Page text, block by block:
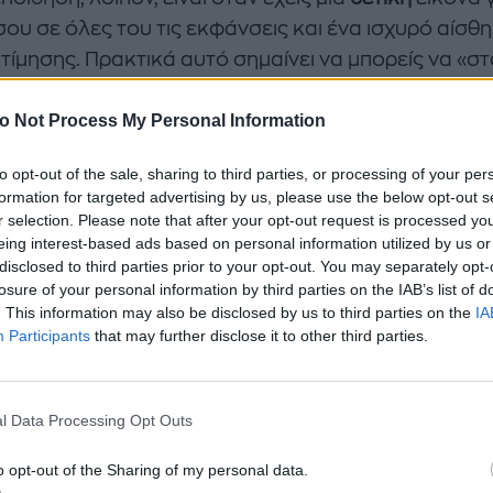
Not Process My Personal Information
opt-out of the sale, sharing to third parties, or processing of your
for targeted advertising by us, please use the below opt-out
selection. Please note that after your opt-out request is processed
interest-based ads based on personal information utilized by us
to third parties prior to your opt-out. You may separately
of your personal information by third parties on the IAB’s list of
This information may also be disclosed by us to third parties on the
Participants that may further disclose it to other third parties.
Data Processing Opt Outs
opt-out of the Sharing of my personal data.
σε όλες του τις εκφάνσεις και ένα ισχυρό
Πρακτικά αυτό σημαίνει να μπορείς να
στην τάξη σου, να κάνεις θετικές σκέψεις για
σου.
p/ChxXwl-D_Uw/?
όμως, ταtipsπου θα σου αλλάξουν την
λίστα με τα θετικά σου χαρακτηριστικά
στο γραφείο σου και προσπάθησε να γράψεις σε μία
θετικά σου χαρακτηριστικάκαι όλες εκείνες τις